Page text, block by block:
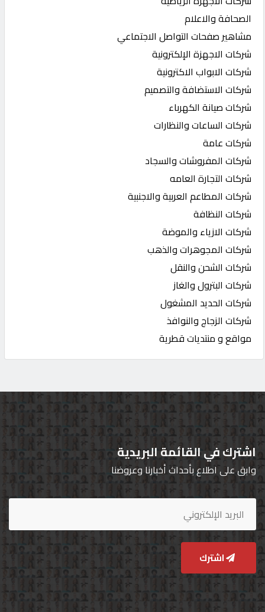
الصحافة والاعلام
مشاهير صفحات التواصل الاجتماعي
شركات الاجهزة الإلكترونية
شركات الابواب الاكترونية
شركات الاستضافة والتصميم
شركات صيانة الكهرباء
شركات الساعات والنظارات
شركات عامة
شركات المفروشات والسجاد
شركات التجارة العامه
شركات المطاعم العربية والاجنبية
شركات النظافة
شركات الازياء والموضة
شركات المجوهرات والذهب
شركات الشحن والنقل
شركات البترول والغاز
شركات الحديد المشغول
شركات الزجاج والنوافذ
مواقع و منتديات قطرية
اشترك في القائمة البريدية
وابق على اطلاع بأحداث أخبارنا وعروضنا
اشترك